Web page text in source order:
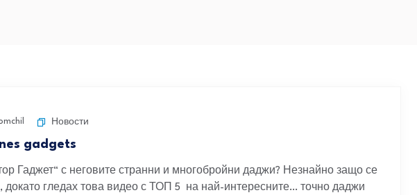
Новости
gadgets
Гаджет“ с неговите странни и многобройни даджи? Незнайно защо се
докато гледах това видео с ТОП 5 на най-интересните… точно даджи